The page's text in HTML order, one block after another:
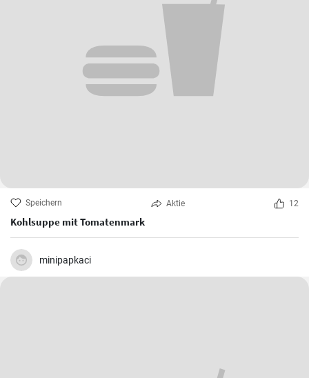
Speichern Aktie 12
Kohlsuppe mit Tomatenmark
minipapkaci